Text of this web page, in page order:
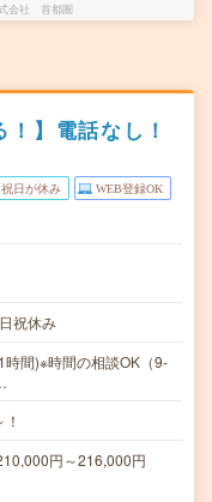
会社 首都圏
】電話なし！
祝日が休み WEB登録OK
祝休み
間)※時間の相談OK（9-
円～216,000円